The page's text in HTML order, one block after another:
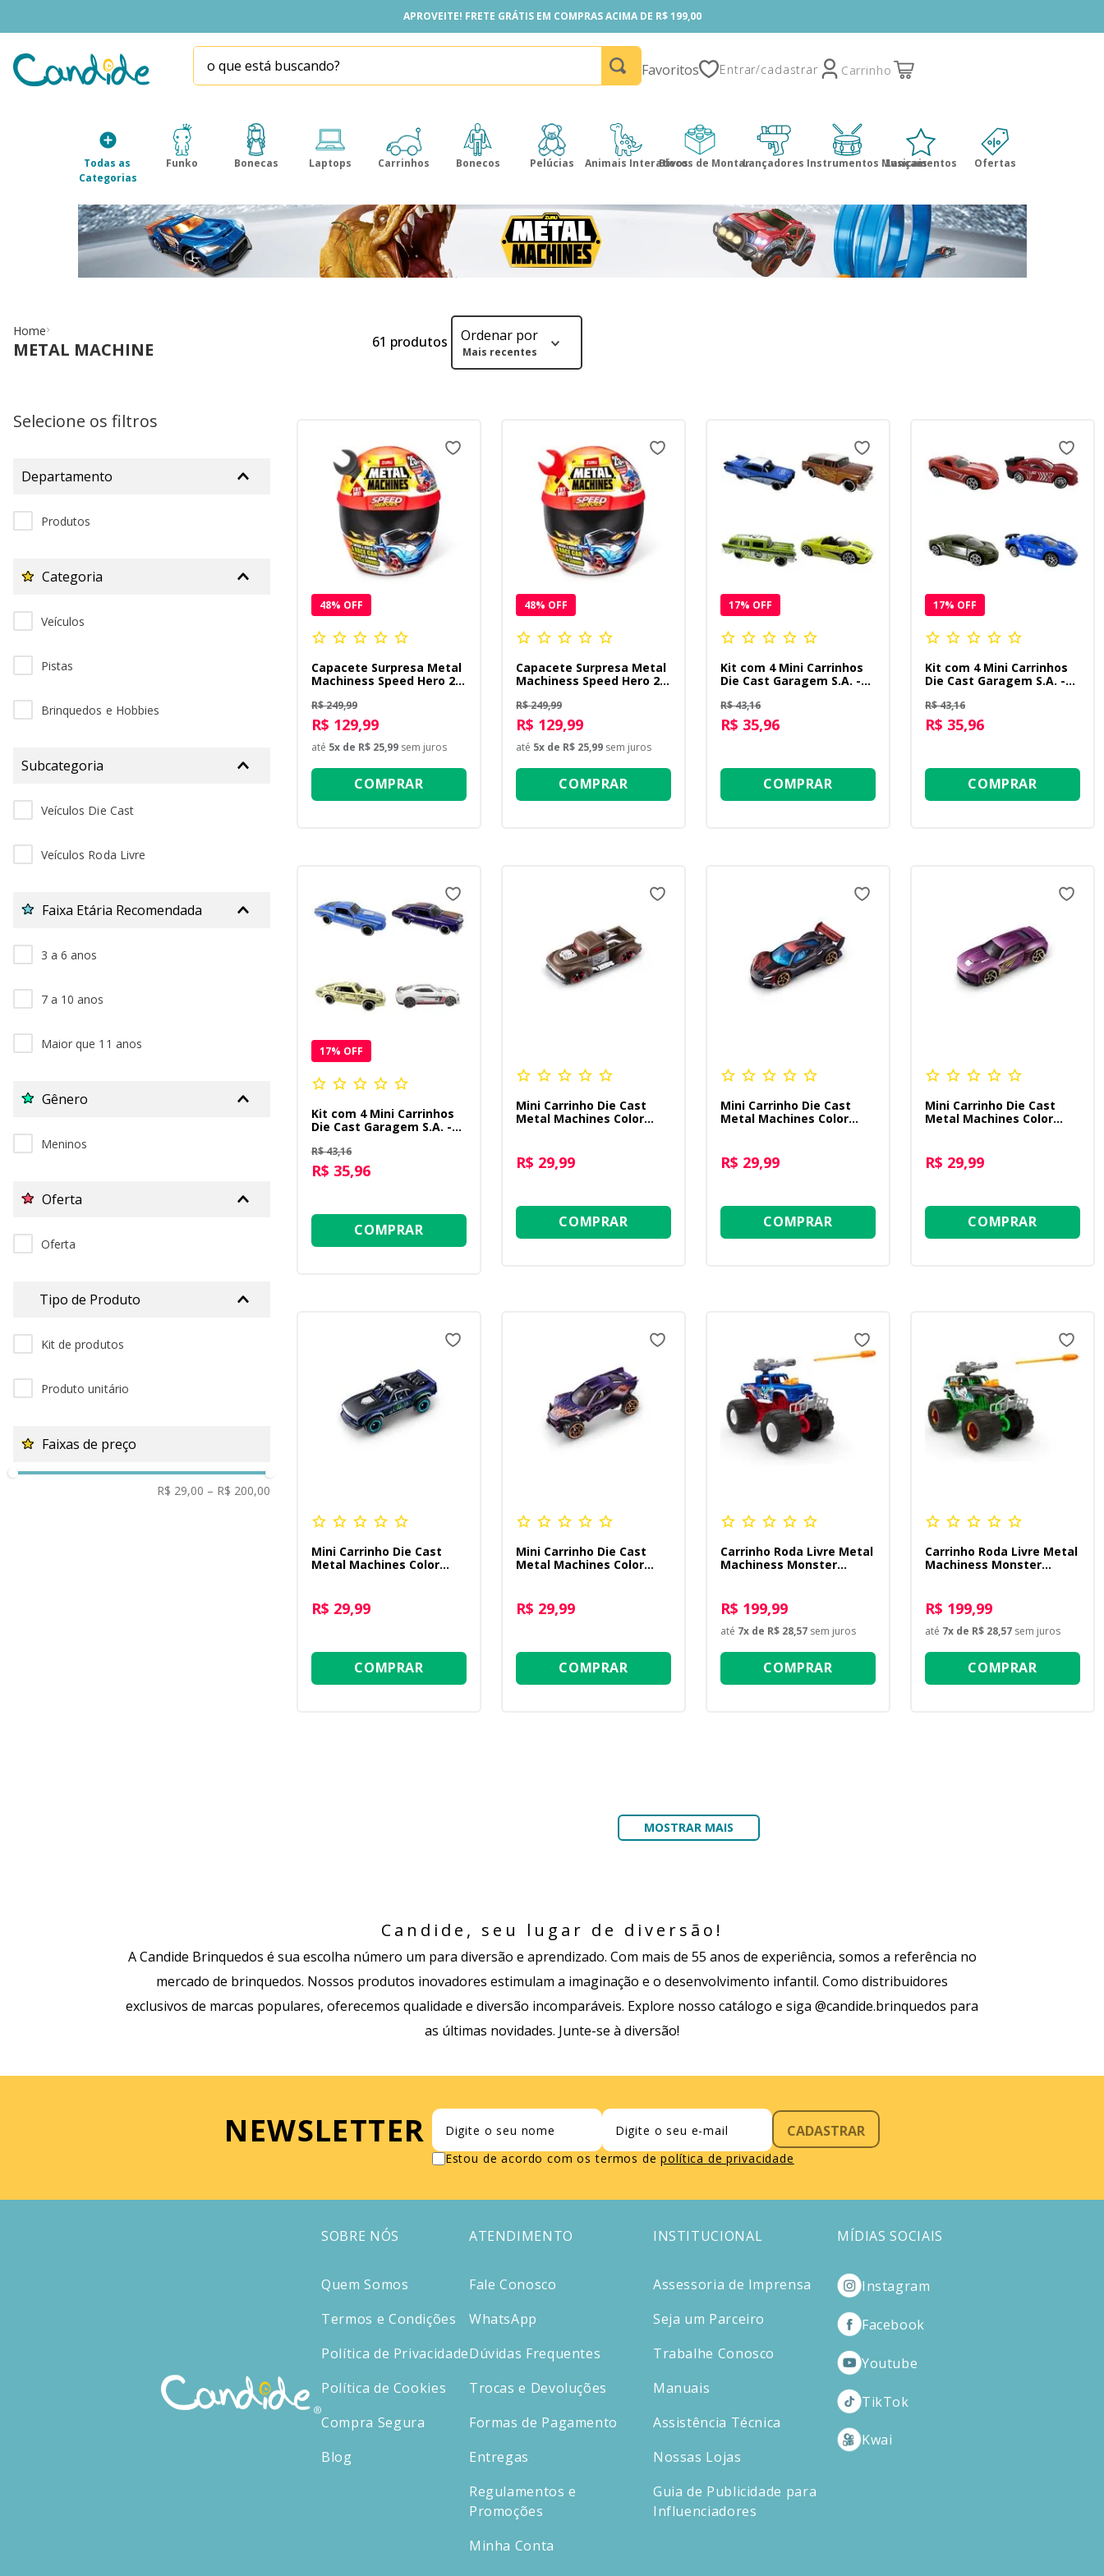
APROVEITE! FRETE GRÁTIS EM COMPRAS ACIMA DE R$ 199,00
APROVEITE! FRETE GRÁTIS EM COMPRAS ACIMA DE R$ 199,00
o que está buscando?
Favoritos
Todas as
Categorias
Funko Bonecas Laptops Carrinhos Bonecos Pelúcias Animais InterativosBlocos de MontarLançadores Instrumentos Musicais
Lançamentos Ofertas
Home
METAL MACHINE 61 produtos Ordenar por
Mais recentes
Selecione os filtros
Departamento
Produtos
Categoria
Veículos
Pistas
Brinquedos e Hobbies
Subcategoria
Veículos Die Cast
Veículos Roda Livre
Faixa Etária Recomendada
3 a 6 anos
7 a 10 anos
Maior que 11 anos
Gênero
Meninos
Oferta
Oferta
Tipo de Produto
Kit de produtos
Produto unitário
Faixas de preço
R$ 29,00 – R$ 200,00
48% OFF
Capacete Surpresa Metal
Machiness Speed Hero 20
R$ 249,99
R$ 129,99
até 5x de R$ 25,99 sem juros
COMPRAR
48% OFF
Capacete Surpresa Metal
Machiness Speed Hero 20
R$ 249,99
R$ 129,99
até 5x de R$ 25,99 sem juros
COMPRAR
17% OFF
Kit com 4 Mini Carrinhos
Die Cast Garagem S.A. -
Esportivo
R$ 43,16
R$ 35,96
COMPRAR
17% OFF
Kit com 4 Mini Carrinhos
Die Cast Garagem S.A. -
+ Azul
R$ 43,16
R$ 35,96
COMPRAR
17% OFF
Kit com 4 Mini Carrinhos
Die Cast Garagem S.A. -
Cinza
R$ 43,16
R$ 35,96
COMPRAR
Mini Carrinho Die Cast
Metal Machines Color
R$ 29,99
COMPRAR
Mini Carrinho Die Cast
Metal Machines Color
R$ 29,99
COMPRAR
Mini Carrinho Die Cast
Metal Machines Color
R$ 29,99
COMPRAR
Mini Carrinho Die Cast
Metal Machines Color
R$ 29,99
COMPRAR
Mini Carrinho Die Cast
Metal Machines Color
R$ 29,99
COMPRAR
Carrinho Roda Livre Metal
Machiness Monster
R$ 199,99
até 7x de R$ 28,57 sem juros
COMPRAR
Carrinho Roda Livre Metal
Machiness Monster
R$ 199,99
até 7x de R$ 28,57 sem juros
COMPRAR
MOSTRAR MAIS
Candide, seu lugar de diversão!
A Candide Brinquedos é sua escolha número um para diversão e aprendizado. Com mais de 55 anos de experiência, somos a referência no
mercado de brinquedos. Nossos produtos inovadores estimulam a imaginação e o desenvolvimento infantil. Como distribuidores
exclusivos de marcas populares, oferecemos qualidade e diversão incomparáveis. Explore nosso catálogo e siga @candide.brinquedos para
as últimas novidades. Junte-se à diversão!
NEWSLETTER CADASTRAR
Estou de acordo com os termos de política de privacidade
SOBRE NÓS
Quem Somos
Termos e Condições
Política de Privacidade
Política de Cookies
Compra Segura
Blog
ATENDIMENTO
Fale Conosco
WhatsApp
Dúvidas Frequentes
Trocas e Devoluções
Formas de Pagamento
Entregas
Regulamentos e
Promoções
Minha Conta
INSTITUCIONAL
Assessoria de Imprensa
Seja um Parceiro
Trabalhe Conosco
Manuais
Assistência Técnica
Nossas Lojas
Guia de Publicidade para
Influenciadores
MÍDIAS SOCIAIS
Instagram
Facebook
Youtube
TikTok
Kwai
homem aranha
fill the fridge
4º
funko
5º
our generation
x-shot red